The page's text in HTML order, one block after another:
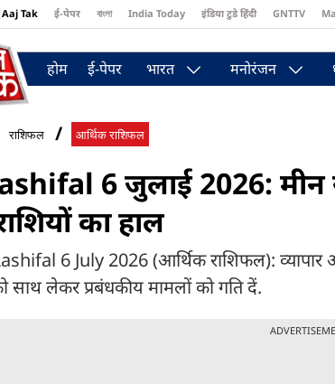
Aaj Tak ई-पेपर বাংলা India Today इंडिया टुडे हिंदी GNTTV
होम ई-पेपर भारत मनोरंजन
राशिफल आर्थिक राशिफल
6 जुलाई 2026: मीन
का हाल
6 July 2026 (आर्थिक राशिफल):
साथ लेकर प्रबंधकीय मामलों को गति दें.